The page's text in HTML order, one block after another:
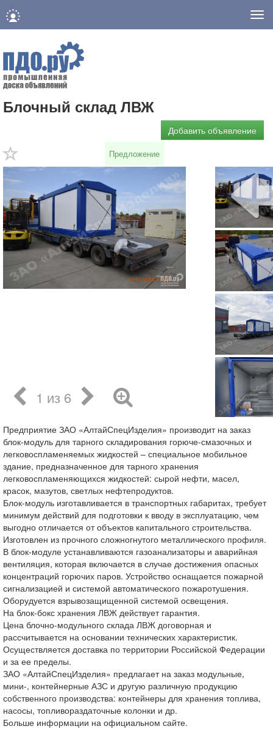
Блочный склад ЛВЖ
Добавить объявление
Предложение
1 из 6
Предприятие ЗАО «АлтайСпецИзделия» производит на заказ
блок-модуль для тарного складирования горюче-смазочных и
легковоспламеняемых жидкостей – специальное мобильное
здание, предназначенное для тарного хранения
легковоспламеняющихся жидкостей: сырой нефти, масел,
красок, мазутов, светлых нефтепродуктов.
Блок-модуль изготавливается в транспортных габаритах, требует
минимум действий для подготовки к вводу в эксплуатацию, чем
выгодно отличается от объектов капитального строительства.
Изготовлен из прочного сложногнутого металлического профиля.
В блок-модуле устанавливаются газоанализаторы и аварийная
вентиляция, которая включается в случае достижения опасных
концентраций горючих паров. Устройство оснащается пожарной
сигнализацией и системой автоматического пожаротушения.
Оборудуется взрывозащищенной системой освещения.
На блок-бокс хранения ЛВЖ действует гарантия.
Цена блочно-модульного склада ЛВЖ договорная и
рассчитывается на основании технических характеристик.
Осуществляется доставка по территории Российской Федерации
и за ее пределы.
ЗАО «АлтайСпецИзделия» предлагает на заказ модульные,
мини-, контейнерные АЗС и другую различную продукцию
собственного производства: контейнеры для хранения топлива,
насосы, топливораздаточные колонки и др.
Больше информации на официальном сайте.